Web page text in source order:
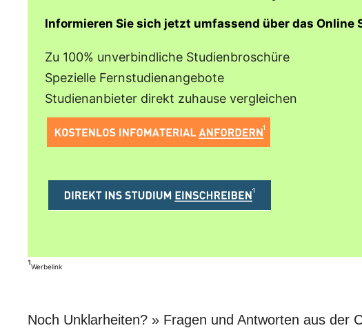
Informieren Sie sich jetzt umfassend über das Online
Zu 100% unverbindliche Studienbroschüre
Spezielle Fernstudienangebote
Studienanbieter direkt zuhause vergleichen
¹Werbelink
Noch Unklarheiten? » Fragen und Antworten aus der